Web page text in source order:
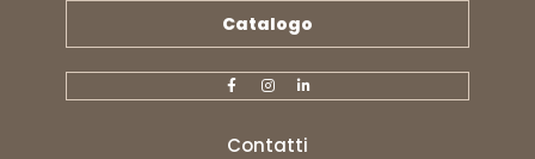
Catalogo
Contatti